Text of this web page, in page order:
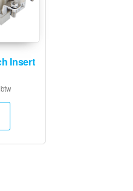
Insert